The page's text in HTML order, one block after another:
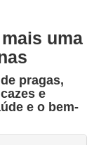
uma
pragas,
e
e o bem-